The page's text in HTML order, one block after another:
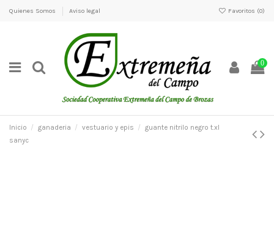
Quienes Somos Aviso legal Favoritos (0)
0
Inicio ganaderia vestuario y epis
guante nitrilo negro t.xl
sanyc